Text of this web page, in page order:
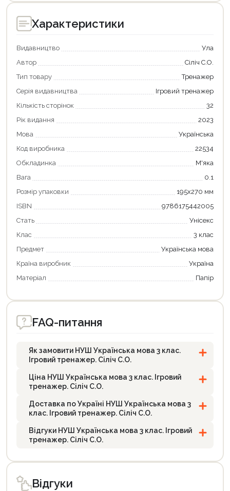
Характеристики
Видавництво
Ула
Автор
Сіліч С.О.
Тип товару
Тренажер
Серія видавництва
Ігровий тренажер
Кількість сторінок
32
Рік видання
2023
Мова
Українська
Код виробника
22534
Обкладинка
М'яка
Вага
0.1
Розмір упаковки
195х270 мм
ISBN
9786175442005
Стать
Унісекс
Клас
3 клас
Предмет
Українська мова
Країна виробник
Україна
Матеріал
Папір
FAQ-питання
Як замовити НУШ Українська мова 3 клас.
Ігровий тренажер. Сіліч С.О.
Ціна НУШ Українська мова 3 клас. Ігровий
тренажер. Сіліч С.О.
Доставка по Україні НУШ Українська мова 3
клас. Ігровий тренажер. Сіліч С.О.
Відгуки НУШ Українська мова 3 клас. Ігровий
тренажер. Сіліч С.О.
Відгуки